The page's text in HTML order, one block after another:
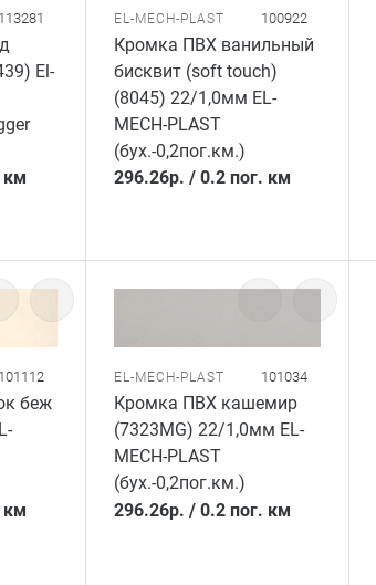
113281
El-
км
EL-MECH-PLAST 100922
Кромка ПВХ ванильный
бисквит (soft touch)
(8045) 22/1,0мм EL-
MECH-PLAST
(бух.-0,2пог.км.)
296.26р. / 0.2 пог. км
101112
беж
км
EL-MECH-PLAST 101034
Кромка ПВХ кашемир
(7323MG) 22/1,0мм EL-
MECH-PLAST
(бух.-0,2пог.км.)
296.26р. / 0.2 пог. км